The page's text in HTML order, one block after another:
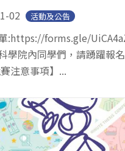
02 活動及公告
:https://forms.gle/
學院內同學們，請踴躍報
注意事項】...